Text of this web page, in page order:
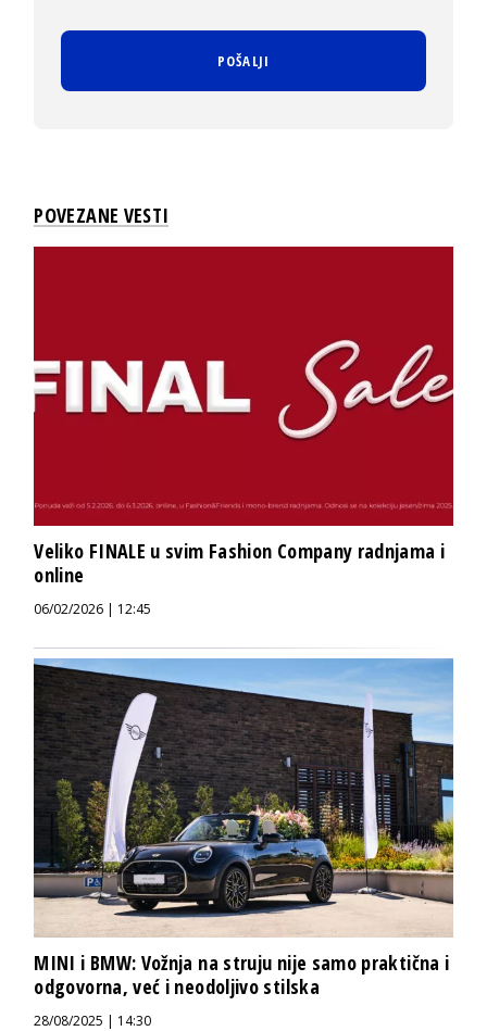
POVEZANE VESTI
Veliko FINALE u svim Fashion Company radnjama i
online
06/02/2026 | 12:45
MINI i BMW: Vožnja na struju nije samo praktična i
odgovorna, već i neodoljivo stilska
28/08/2025 | 14:30